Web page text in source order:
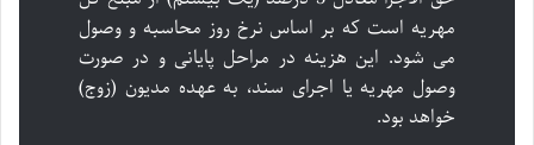
مهریه است که بر اساس نرخ روز محاسبه و وصول
می شود. این هزینه در مراحل پایانی و در صورت
وصول مهریه یا اجرای سند، به عهده مدیون (زوج)
خواهد بود.